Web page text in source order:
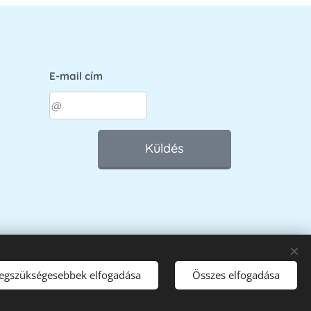
E-mail cím
Küldés
elfogadása Összes elfogadása